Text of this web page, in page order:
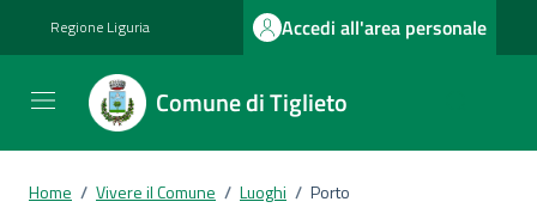
Regione Liguria Accedi all'area personale
Comune di Tiglieto
Home / Vivere il Comune / Luoghi / Porto